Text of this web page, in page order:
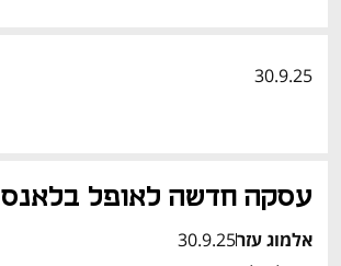
30.9.25
עסקה חדשה לאופל בלאנס
אלמוג עזר30.9.25